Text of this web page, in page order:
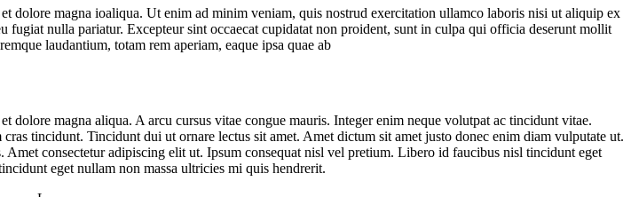
dolore magna ioaliqua. Ut enim ad minim veniam, quis nostrud exercitation ullamco laboris nisi ut aliquip ex
nulla pariatur. Excepteur sint occaecat cupidatat non proident, sunt in culpa qui officia deserunt mollit
laudantium, totam rem aperiam, eaque ipsa quae ab
magna aliqua. A arcu cursus vitae congue mauris. Integer enim neque volutpat ac tincidunt vitae.
tincidunt. Tincidunt dui ut ornare lectus sit amet. Amet dictum sit amet justo donec enim diam vulputate ut.
consectetur adipiscing elit ut. Ipsum consequat nisl vel pretium. Libero id faucibus nisl tincidunt eget
eget nullam non massa ultricies mi quis hendrerit.